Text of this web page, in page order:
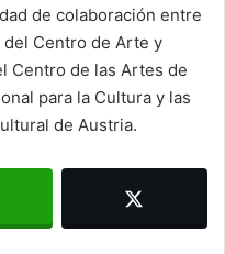
de colaboración entre
del Centro de Arte y
Centro de las Artes de
para la Cultura y las
de Austria.